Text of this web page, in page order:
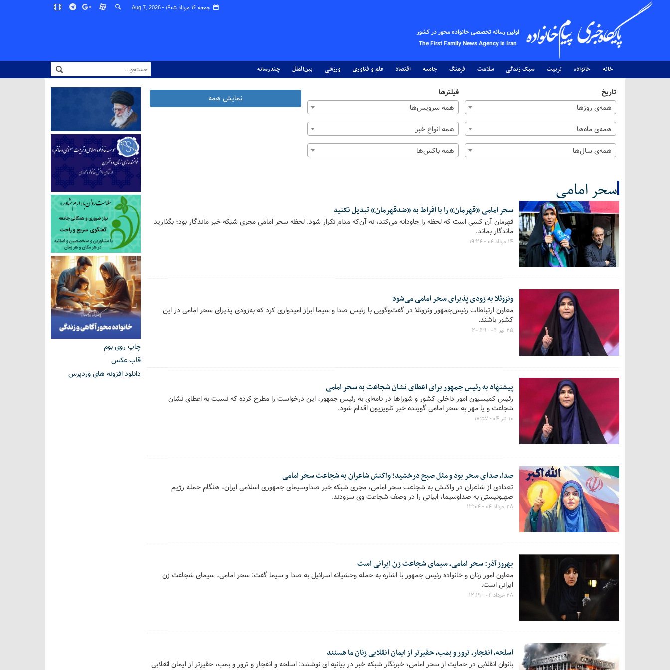
جمعه ۱۶ مرداد ۱۴۰۵ - Aug 7, 2026
اولین رسانه تخصصی خانواده محور در کشور
The First Family News Agency in Iran
خانه خانواده تربیت سبک زندگی سلامت فرهنگ جامعه اقتصاد علم و فناوری ورزشی بین‌الملل چندرسانه
تاریخ
همه‌ی روزها
همه‌ی ماه‌ها
همه‌ی سال‌ها
فیلترها
همه سرویس‌ها
همه انواع خبر
همه باکس‌ها
نمایش همه
سحر امامی
کل اخبار:6 سحر امامی «قهرمان» را با افراط به «ضدقهرمان» تبدیل نکنید
قهرمان آن کسی است که لحظه را جاودانه می‌کند، نه آن‌که مدام تکرار شود. لحظه سحر امامی مجری شبکه خبر ماندگار بود؛ بگذارید
ماندگار بماند.
۱۴ مرداد ۰۴ - ۱۹:۲۴
ونزوئلا به زودی پذیرای سحر امامی می‌شود
معاون ارتباطات رئیس‌جمهور ونزوئلا در گفت‌وگویی با رئیس صدا و سیما ابراز امیدواری کرد که به‌زودی پذیرای سحر امامی در این
کشور باشند.
۲۵ تیر ۰۴ - ۲۰:۴۹
پیشنهاد به رئیس جمهور برای اعطای نشان شجاعت به سحر امامی
رئیس کمیسیون امور داخلی کشور و شوراها در نامه‌ای به رئیس‌ جمهور، این درخواست را مطرح کرده که نسبت به اعطای نشان
شجاعت و یا مهر به سحر امامی گوینده خبر تلویزیون اقدام شود.
۱۰ تیر ۰۴ - ۱۷:۵۷
صدا، صدای سحر بود و مثل صبح درخشید؛ واکنش شاعران به شجاعت سحر امامی
تعدادی از شاعران در واکنش به شجاعت سحر امامی، مجری شبکه خبر صداوسیمای جمهوری اسلامی ایران، هنگام حمله رژیم
صهیونیستی به صداوسیما، ابیاتی را در وصف شجاعت وی سرودند.
۲۸ خرداد ۰۴ - ۱۳:۰۴
بهروز آذر: سحر امامی، سیمای شجاعت زن ایرانی است
معاون امور زنان و خانواده رئیس جمهور با اشاره به حمله وحشیانه اسرائیل به صدا و سیما گفت: سحر امامی، سیمای شجاعت زن
ایرانی است.
۲۸ خرداد ۰۴ - ۱۲:۱۹
اسلحه، انفجار، ترور و بمب، حقیرتر از ایمان انقلابی زنان ما هستند
بانوان انقلابی در حمایت از سحر امامی، خبرنگار شبکه خبر در بیانیه ای نوشتند: اسلحه و انفجار و ترور و بمب، حقیرتر از ایمان انقلابی
چاپ روی بوم
قاب عکس
دانلود افزونه های وردپرس